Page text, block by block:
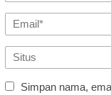
Simpan nama,